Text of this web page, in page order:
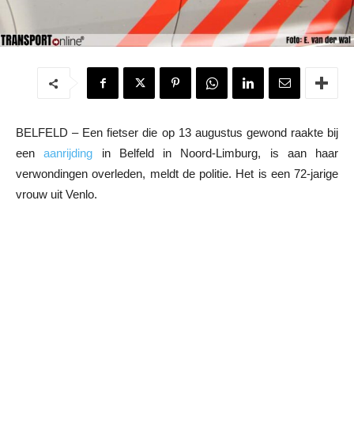
BELFELD – Een fietser die op 13 augustus gewond raakte bij
eenaanrijding in Belfeld in Noord-Limburg, is aan haar
verwondingen overleden, meldt de politie. Het is een 72-jarige
vrouw uit Venlo.